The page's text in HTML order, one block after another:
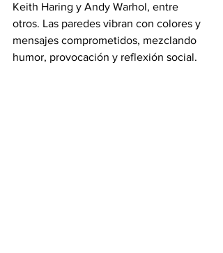
Keith Haring y Andy Warhol, entre
otros. Las paredes vibran con colores y
mensajes comprometidos, mezclando
humor, provocación y reflexión social.